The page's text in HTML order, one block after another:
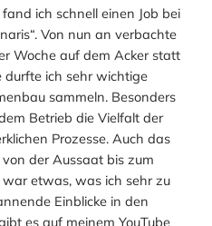
ich schnell einen Job bei
Von nun an verbachte
Woche auf dem Acker statt
durfte ich sehr wichtige
sammeln. Besonders
Betrieb die Vielfalt der
Prozesse. Auch das
der Aussaat bis zum
etwas, was ich sehr zu
Einblicke in den
es auf meinem YouTube